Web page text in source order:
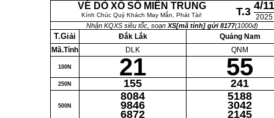
VÉ DÒ XỔ SỐ MIỀN TRUNG
Kính Chúc Quý Khách May Mắn, Phát Tài! T.3 4/11
2025
Nhận KQXS siêu tốc, soạn XS[mã tỉnh] gửi 8177(1000đ)
T.Giải
Mã.Tỉnh
100N
250N
500N
Đắk Lắk
DLK
21
155
8084
9846
6872
Quảng Nam
QNM
55
241
5188
3042
2145